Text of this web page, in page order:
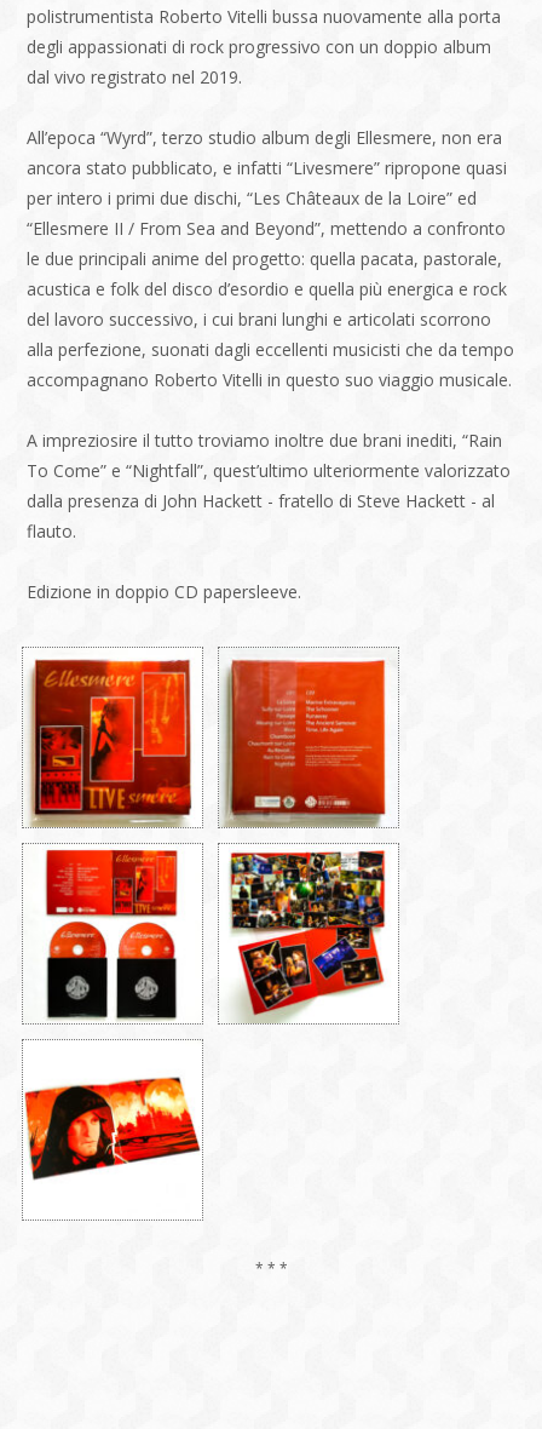
polistrumentista Roberto Vitelli bussa nuovamente alla porta
degli appassionati di rock progressivo con un doppio album
dal vivo registrato nel 2019.
All’epoca “Wyrd”, terzo studio album degli Ellesmere, non era
ancora stato pubblicato, e infatti “Livesmere” ripropone quasi
per intero i primi due dischi, “Les Châteaux de la Loire” ed
“Ellesmere II / From Sea and Beyond”, mettendo a confronto
le due principali anime del progetto: quella pacata, pastorale,
acustica e folk del disco d’esordio e quella più energica e rock
del lavoro successivo, i cui brani lunghi e articolati scorrono
alla perfezione, suonati dagli eccellenti musicisti che da tempo
accompagnano Roberto Vitelli in questo suo viaggio musicale.
A impreziosire il tutto troviamo inoltre due brani inediti, “Rain
To Come” e “Nightfall”, quest’ultimo ulteriormente valorizzato
dalla presenza di John Hackett - fratello di Steve Hackett - al
flauto.
Edizione in doppio CD papersleeve.
* * *